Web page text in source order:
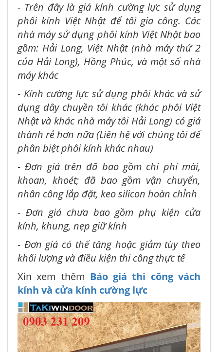
- Trên đây là giá kính cường lực sử dụng
phôi kính Việt Nhật để tôi gia công. Các
nhà máy sử dụng phôi kính Việt Nhật bao
gồm: Hải Long, Việt Nhật (nhà máy thứ 2
của Hải Long), Hồng Phúc, và một số nhà
máy khác
- Kính cường lực sử dụng phôi khác và sử
dụng dây chuyền tôi khác (khác phôi Việt
Nhật và khác nhà máy tôi Hải Long) có giá
thành rẻ hơn nữa (Liên hệ với chúng tôi để
phân biệt phôi kính khác nhau)
- Đơn giá trên đã bao gồm chi phí mài,
khoan, khoét; đã bao gồm vận chuyển,
nhân công lắp đặt, keo silicon hoàn chỉnh
- Đơn giá chưa bao gồm phụ kiện cửa
kính, khung, nẹp giữ kính
- Đơn giá có thể tăng hoặc giảm tùy theo
khối lượng và điều kiện thi công thực tế
Xin xem thêm Báo giá thi công vách
kính và cửa kính cường lực